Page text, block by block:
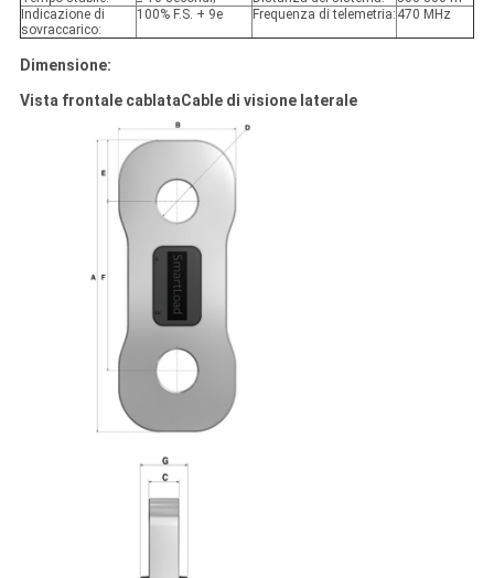
Indicazione di
sovraccarico:
100% F.S. + 9e Frequenza di telemetria: 470 MHz
Dimensione:
Vista frontale cablataCable di visione laterale